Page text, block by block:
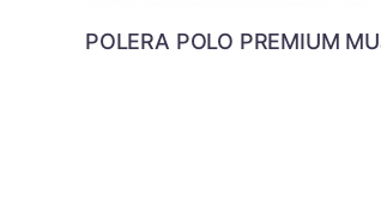
POLERA POLO PREMIUM